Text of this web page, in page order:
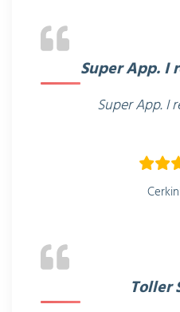
Super App. I
Super App. I
Toller